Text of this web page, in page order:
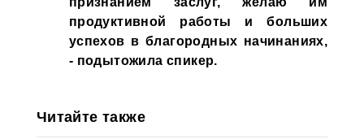
продуктивной работы и больших
успехов в благородных начинаниях,
- подытожила спикер.
Читайте также